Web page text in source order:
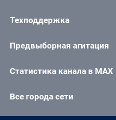
Техподдержка
Предвыборная агитация
Статистика канала в MAX
Все города сети